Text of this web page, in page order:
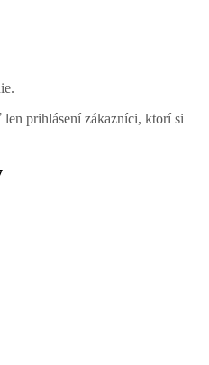
prihlásení zákazníci, ktorí si